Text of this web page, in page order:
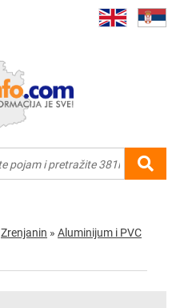
Zrenjanin » Aluminijum i PVC